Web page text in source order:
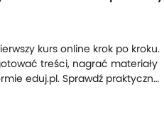
kurs online krok po kroku.
treści, nagrać materiały
eduj.pl. Sprawdź praktyczne